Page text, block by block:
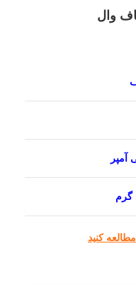
مطالعه کنید